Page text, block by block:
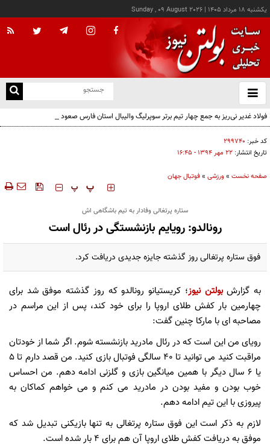
يکشنبه ۱۸ مرداد ۱۴۰۵ |
Sunday , 09 August 2026
باز
و
فولاد غدیر نی‌ریز به جمع چهار تیم برتر سوپرلیگ والیبال استان فارس صعود کرد
کد خبر: ۲۹۹۷۴۰
تاریخ انتشار: ۲۲ مهر ۱۳۹۴ - ۱۶:۴۵
صفحه نخست »ورزشی »فوتبال جهان
‍‍‍ پ پ
ستاره پرتغالی وفادار به تیم باشگاهی اش
رونالدو: رویایم بازنشستگی در رئال است
فوق ستاره پرتغالی روز گذشته جایزه جدیدی دریافت کرد.
به گزارشبولتن نیوز؛ کریستیانو رونالدو که روز گذشته موفق شد برای
چهارمین بار کفش طلای اروپا را برای خود کند، پس از این مراسم در
مصاحبه ای با مارکا چنین گفت:
رویای من این است که در رئال مادرید بازنشسته شوم. اگر شما از خودتان
مراقبت کنید می توانید تا 40 سالگی فوتبال بازی کنید. من قصد دارم تا 5
یا 6 سال دیگر با همین میانگین بازی و گلزنی ادامه دهم. من احساس
خوب بودن و مفید بودن در مادرید می کنم و می خواهم کماکان به
پیروزی با این تیم ادامه دهم.
لازم به ذکر است این فوق ستاره پرتغالی به تنها بازیکنی تبدیل شد که
موفق به دریافت کفش طلای اروپا آن هم برای 4 بار شده است.